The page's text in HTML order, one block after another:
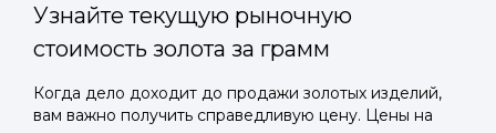
Узнайте текущую рыночную
стоимость золота за грамм
Когда дело доходит до продажи золотых изделий,
вам важно получить справедливую цену. Цены на